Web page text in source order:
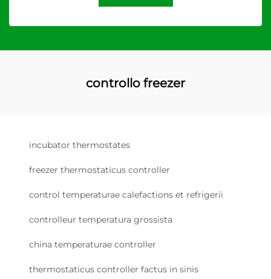
controllo freezer
incubator thermostates
freezer thermostaticus controller
control temperaturae calefactions et refrigerii
controlleur temperatura grossista
china temperaturae controller
thermostaticus controller factus in sinis